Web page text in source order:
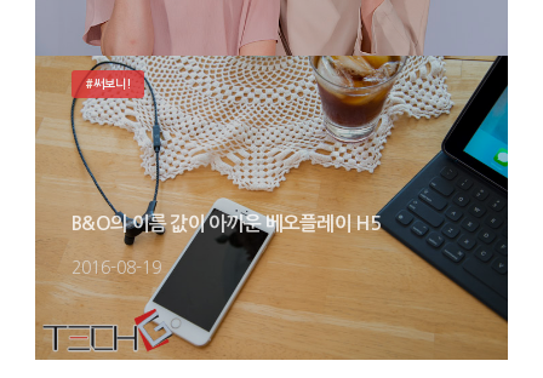
B&O의 이름 값이 아까운 베오플레이 H5
2016-08-19
#써보니!